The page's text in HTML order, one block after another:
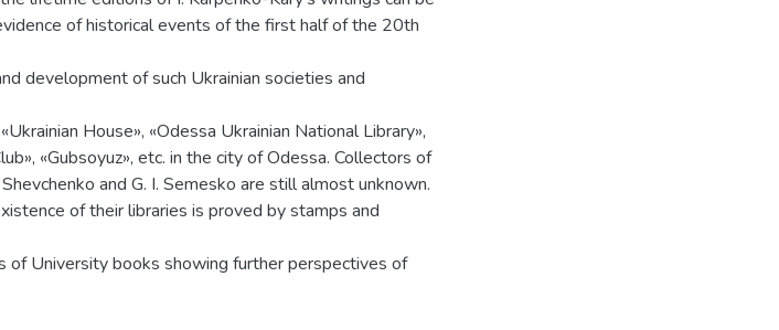
of historical events of the first half of the 20th
development of such Ukrainian societies and
House», «Odessa Ukrainian National Library»,
«Gubsoyuz», etc. in the city of Odessa. Collectors of
and G. I. Semesko are still almost unknown.
of their libraries is proved by stamps and
of University books showing further perspectives of